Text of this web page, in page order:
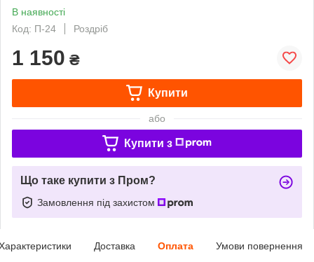
В наявності
Код: П-24
Роздріб
1 150 ₴
Купити
або
Купити з
Що таке купити з Пром?
Замовлення під захистом
Доставка Оплата Умови повернення